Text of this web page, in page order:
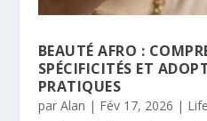
BEAUTÉ AFRO :
SPÉCIFICITÉS ET
PRATIQUES
par Alan | Fév 17, 2026 |